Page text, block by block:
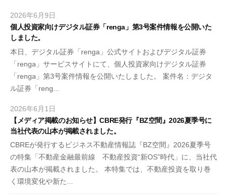
運
用
プ
資
し
て
い
る
商
品
2026年6月9日
y
田
雅
之
個人投資家向けデジタル証券「renga」第3号案件情報を公開いた
しました。
本日、デジタル証券「renga」公式サイトおよびデジタル証券
「renga」サービスサイトにて、個人投資家向けデジタル証券
「renga」第3号案件情報を公開いたしました。 案件名：デジタ
ル証券「reng...
2026年6月1日
y
森
田
雅
之
【メディア掲載のお知らせ】CBRE発行『BZ空間』2026夏季号に
当社代表の山本が掲載されました。
CBREが発行するビジネス不動産情報誌『BZ空間』2026夏季号
の特集「不動産金融最前線 不動産投資“新OS”時代」に、当社代
表の山本が掲載されました。 本特集では、不動産投資を取り巻
く環境変化や新た...